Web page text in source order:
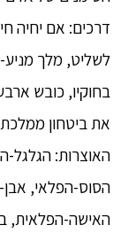
דרכים: אם יחיה
לשליט, מלך מניע-
בחוקיו, כובש
את ביטחון
האוצרות: הגלגל-
הסוס-הפלאי,
האישה-הפלאית,